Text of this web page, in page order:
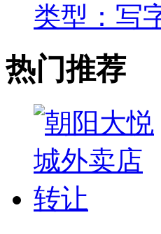
类型：写
热门推荐